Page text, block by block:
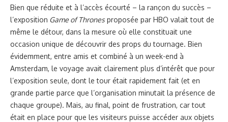
Bien que réduite et à l’accès écourté – la rançon du succès –
l’exposition Game of Thrones proposée par HBO valait tout de
même le détour, dans la mesure où elle constituait une
occasion unique de découvrir des props du tournage. Bien
évidemment, entre amis et combiné à un week-end à
Amsterdam, le voyage avait clairement plus d’intérêt que pour
l’exposition seule, dont le tour était rapidement fait (et en
grande partie parce que l’organisation minutait la présence de
chaque groupe). Mais, au final, point de frustration, car tout
était en place pour que les visiteurs puisse accéder aux objets